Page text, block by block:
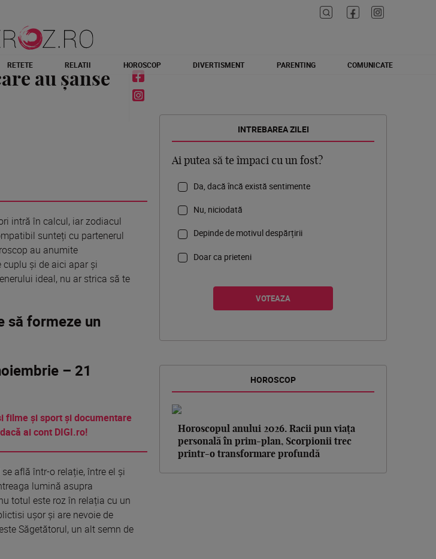
RETETE RELATII HOROSCOP DIVERTISMENT PARENTING
COMUNICATE
au șanse
intră în calcul, iar zodiacul
sunteți cu partenerul
au anumite
și de aici apar și
ideal, nu ar strica să te
să formeze un
– 21
filme și sport și documentare
ai cont DIGI.ro!
află într-o relație, între el și
lumină asupra
totul este roz în relația cu un
ușor și are nevoie de
Săgetătorul, un alt semn de
INTREBAREA ZILEI
Ai putea să te împaci cu un fost?
Da, dacă încă există sentimente
Nu, niciodată
Depinde de motivul despărțirii
Doar ca prieteni
HOROSCOP
Horoscopul anului 2026. Racii pun viața
personală în prim-plan, Scorpionii trec
printr-o transformare profundă